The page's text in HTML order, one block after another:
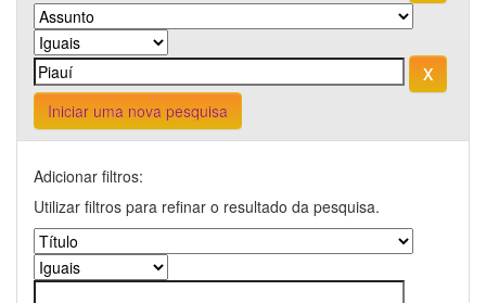
Iniciar uma nova pesquisa
Adicionar filtros:
Utilizar filtros para refinar o resultado da pesquisa.